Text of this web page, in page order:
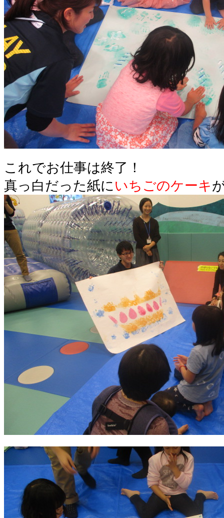
これでお仕事は終了！
真っ白だった紙に いちごのケーキ